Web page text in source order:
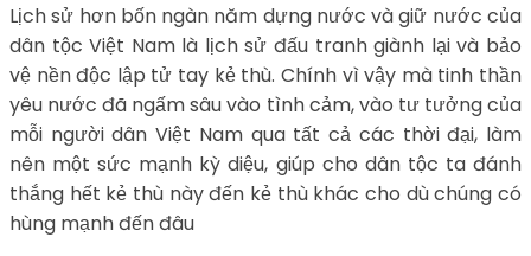
Lịch sử hơn bốn ngàn năm dựng nước và giữ nước của
dân tộc Việt Nam là lịch sử đấu tranh giành lại và bảo
vệ nền độc lập tử tay kẻ thù. Chính vì vậy mà tinh thần
yêu nước đã ngấm sâu vào tình cảm, vào tư tưởng của
mỗi người dân Việt Nam qua tất cả các thời đại, làm
nên một sức mạnh kỳ diệu, giúp cho dân tộc ta đánh
thắng hết kẻ thù này đến kẻ thù khác cho dù chúng có
hùng mạnh đến đâu